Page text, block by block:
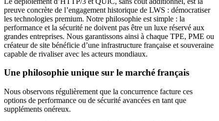
preuve concrète de l’engagement historique de LWS : démocratiser
les technologies premium. Notre philosophie est simple : la
performance et la sécurité ne doivent pas être un luxe réservé aux
grandes entreprises. Nous garantissons ainsi à chaque TPE, PME ou
créateur de site bénéficie d’une infrastructure française et souveraine
capable de rivaliser avec les acteurs mondiaux.
Une philosophie unique sur le marché français
Nous observons régulièrement que la concurrence facture ces
options de performance ou de sécurité avancées en tant que
suppléments onéreux.